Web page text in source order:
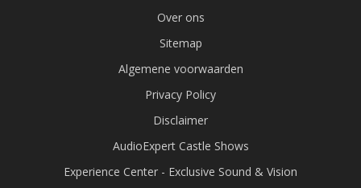
Over ons
Sitemap
Algemene voorwaarden
Privacy Policy
Disclaimer
AudioExpert Castle Shows
Experience Center - Exclusive Sound & Vision